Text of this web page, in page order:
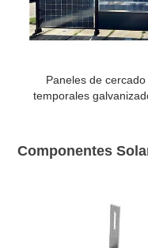
Paneles de cercado
temporales
Componentes